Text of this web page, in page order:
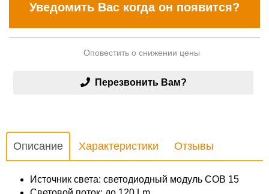
Уведомить Вас когда он появится?
Оповестить о снижении цены
Перезвонить Вам?
Описание Характеристики Отзывы
Источник света: светодиодный модуль COB 15